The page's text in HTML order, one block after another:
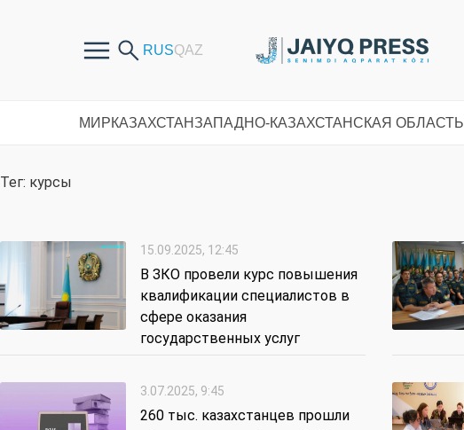
МИРКАЗАХСТАНЗАПАДНО-КАЗАХСТАНСКАЯ ОБЛАСТЬ
Тег: курсы
15.09.2025, 12:45
В ЗКО провели курс повышения
квалификации специалистов в
сфере оказания
государственных услуг
3.07.2025, 9:45
260 тыс. казахстанцев прошли